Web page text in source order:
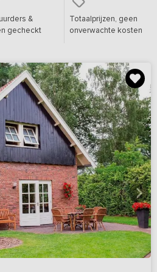
&
gecheckt
Totaalprijzen, geen
onverwachte kosten